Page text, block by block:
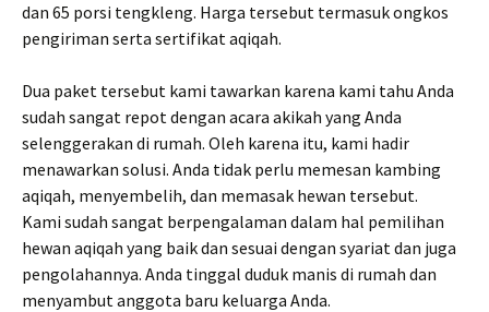
dan 65 porsi tengkleng. Harga tersebut termasuk ongkos
pengiriman serta sertifikat aqiqah.
Dua paket tersebut kami tawarkan karena kami tahu Anda
sudah sangat repot dengan acara akikah yang Anda
selenggerakan di rumah. Oleh karena itu, kami hadir
menawarkan solusi. Anda tidak perlu memesan kambing
aqiqah, menyembelih, dan memasak hewan tersebut.
Kami sudah sangat berpengalaman dalam hal pemilihan
hewan aqiqah yang baik dan sesuai dengan syariat dan juga
pengolahannya. Anda tinggal duduk manis di rumah dan
menyambut anggota baru keluarga Anda.